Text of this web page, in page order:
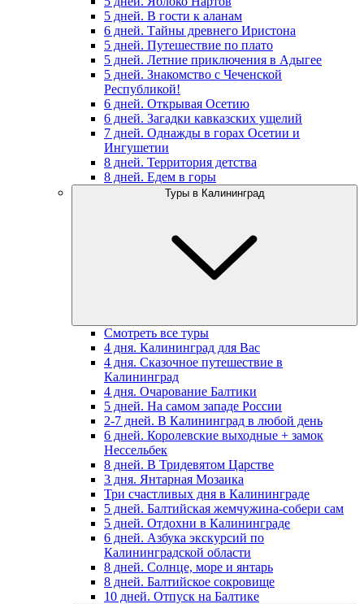
5 дней. В гости к аланам
6 дней. Тайны древнего Иристона
5 дней. Путешествие по плато
5 дней. Летние приключения в Адыгее
5 дней. Знакомство с Чеченской
Республикой!
6 дней. Открывая Осетию
6 дней. Загадки кавказских ущелий
7 дней. Однажды в горах Осетии и
Ингушетии
8 дней. Территория детства
8 дней. Едем в горы
Туры в Калининград
Смотреть все туры
4 дня. Калининград для Вас
4 дня. Сказочное путешествие в
Калининград
4 дня. Очарование Балтики
5 дней. На самом западе России
2-7 дней. В Калининград в любой день
6 дней. Королевские выходные + замок
Нессельбек
8 дней. В Тридевятом Царстве
3 дня. Янтарная Мозаика
Три счастливых дня в Калининграде
5 дней. Балтийская жемчужина-собери сам
5 дней. Отдохни в Калининграде
6 дней. Азбука экскурсий по
Калининградской области
8 дней. Солнце, море и янтарь
8 дней. Балтийское сокровище
10 дней. Отпуск на Балтике